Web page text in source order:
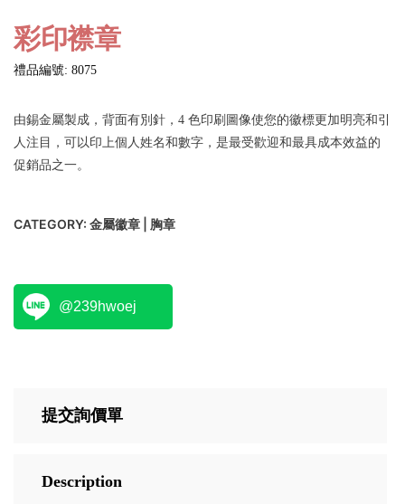
彩印襟章
禮品編號: 8075
由錫金屬製成，背面有別針，4 色印刷圖像使您的徽標更加明亮和引
人注目，可以印上個人姓名和數字，是最受歡迎和最具成本效益的
促銷品之一。
CATEGORY: 金屬徽章 | 胸章
@239hwoej
提交詢價單
Description